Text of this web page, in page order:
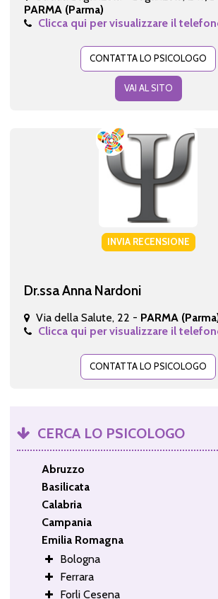
PARMA (Parma)
Clicca qui per visualizzare il
CONTATTA LO PSICOLOGO
VAI AL SITO
INVIA RECENSIONE
Dr.ssa Anna Nardoni
Via della Salute, 22 - PARMA
Clicca qui per visualizzare il
CONTATTA LO PSICOLOGO
CERCA LO PSICOLOGO
Abruzzo
Basilicata
Calabria
Campania
Emilia Romagna
Bologna
Ferrara
Forli Cesena